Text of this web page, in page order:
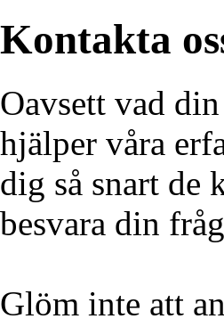
Kontakta
Oavsett vad
hjälper våra
dig så snart de
besvara din
Glöm inte att